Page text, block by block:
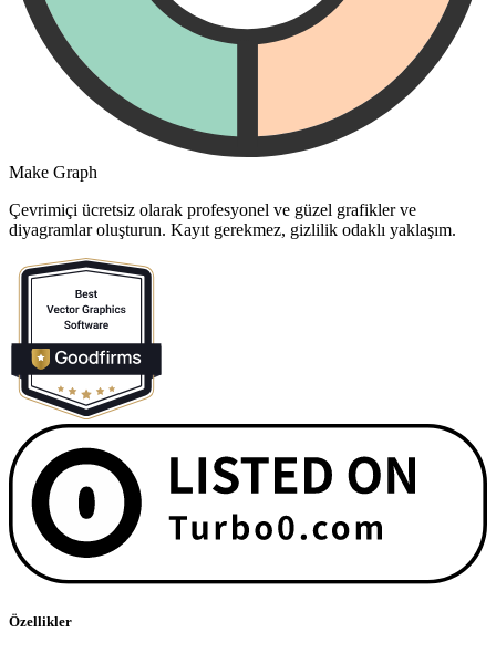
Make Graph
Çevrimiçi ücretsiz olarak profesyonel ve güzel grafikler ve
diyagramlar oluşturun. Kayıt gerekmez, gizlilik odaklı yaklaşım.
Özellikler